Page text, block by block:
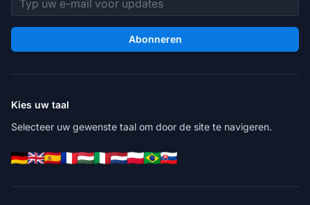
Abonneren
Kies uw taal
Selecteer uw gewenste taal om door de site te navigeren.